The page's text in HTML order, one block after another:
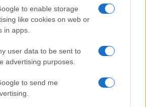
to enable storage
like cookies on web or
in apps.
user data to be sent to
advertising purposes.
to send me
lo slogan più populista dopo
ricordando chel’ultimo
zero fu il
grande disastro dei conti
sull’idea di canalizzare il
le imprese, ha ricordato
già fatta nel 2017 con i Piani